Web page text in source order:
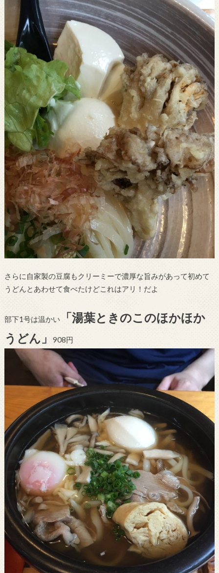
さらに自家製の豆腐もクリーミーで濃厚な旨みがあって初めて
うどんとあわせて食べたけどこれはアリ！だよ
部下1号は温かい
「湯葉ときのこのほかほか
うどん」
908円